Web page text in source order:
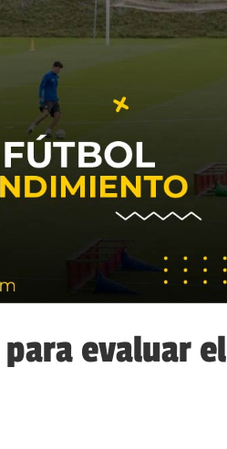
evaluar el